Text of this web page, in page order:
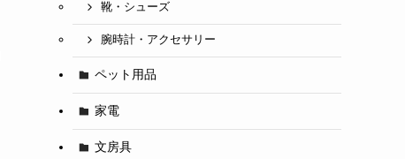
靴・シューズ
腕時計・アクセサリー
ペット用品
家電
文房具